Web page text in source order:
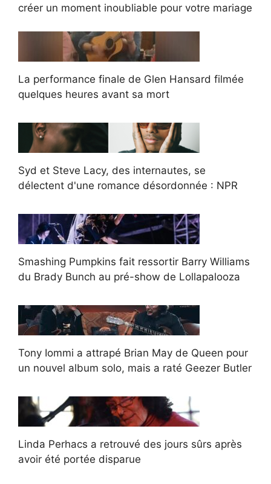
créer un moment inoubliable pour votre mariage
La performance finale de Glen Hansard filmée
quelques heures avant sa mort
Syd et Steve Lacy, des internautes, se
délectent d'une romance désordonnée : NPR
Smashing Pumpkins fait ressortir Barry Williams
du Brady Bunch au pré-show de Lollapalooza
Tony Iommi a attrapé Brian May de Queen pour
un nouvel album solo, mais a raté Geezer Butler
Linda Perhacs a retrouvé des jours sûrs après
avoir été portée disparue